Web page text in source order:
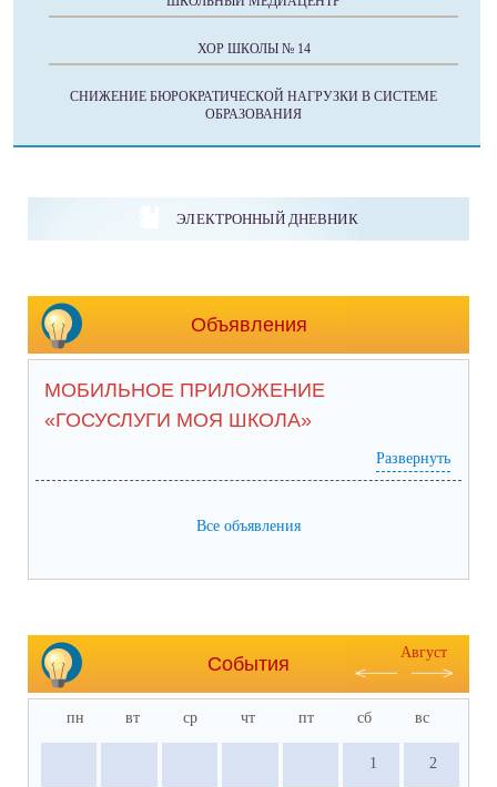
ХОР ШКОЛЫ № 14
СНИЖЕНИЕ БЮРОКРАТИЧЕСКОЙ НАГРУЗКИ В СИСТЕМЕ
ОБРАЗОВАНИЯ
ЭЛЕКТРОННЫЙ ДНЕВНИК
Объявления
МОБИЛЬНОЕ ПРИЛОЖЕНИЕ
«ГОСУСЛУГИ МОЯ ШКОЛА»
Развернуть
Все объявления
События
Август
пн вт ср чт пт сб вс
1 2